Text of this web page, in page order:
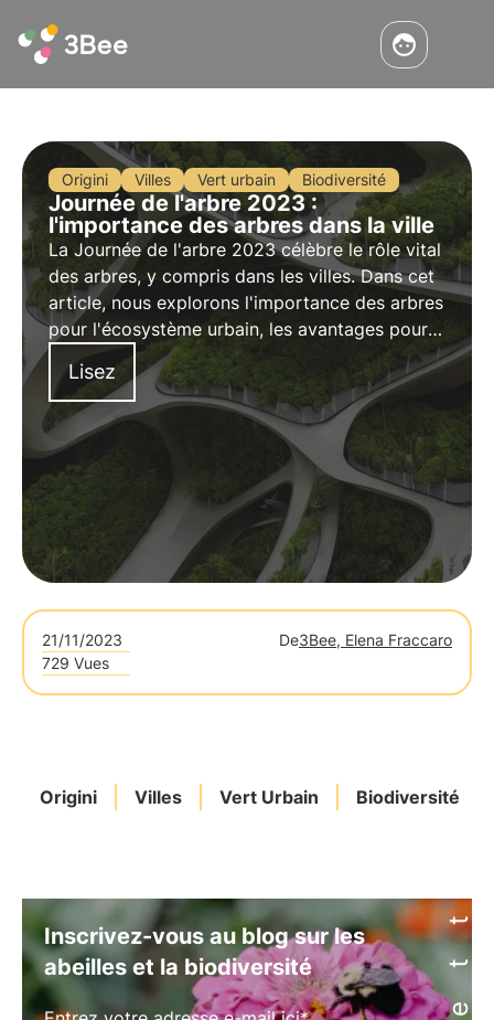
Origini Villes Vert urbain Biodiversité
Journée de l'arbre 2023 :
l'importance des arbres dans la ville
La Journée de l'arbre 2023 célèbre le rôle vital
des arbres, y compris dans les villes. Dans cet
article, nous explorons l'importance des arbres
pour l'écosystème urbain, les avantages pour
la biodiversité et les initiatives innovantes
telles que les oasis de biodiversité de 3Bee
pour un avenir plus vert et biodiversifié.
Lisez
21/11/2023 De3Bee, Elena Fraccaro
729 Vues
Origini Villes Vert Urbain Biodiversité
Inscrivez-vous au blog sur les
abeilles et la biodiversité